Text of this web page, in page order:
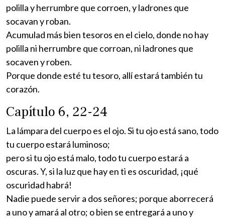
polilla y herrumbre que corroen, y ladrones que
socavan y roban.
Acumulad más bien tesoros en el cielo, donde no hay
polilla ni herrumbre que corroan, ni ladrones que
socaven y roben.
Porque donde esté tu tesoro, allí estará también tu
corazón.
Capítulo 6, 22-24
La lámpara del cuerpo es el ojo. Si tu ojo está sano, todo
tu cuerpo estará luminoso;
pero si tu ojo está malo, todo tu cuerpo estará a
oscuras. Y, si la luz que hay en ti es oscuridad, ¡qué
oscuridad habrá!
Nadie puede servir a dos señores; porque aborrecerá
a uno y amará al otro; o bien se entregará a uno y